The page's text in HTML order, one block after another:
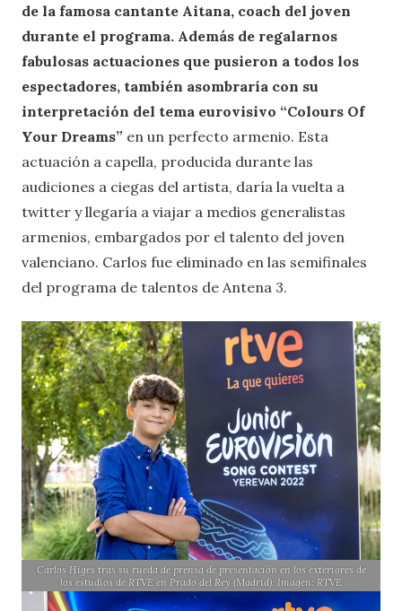
de la famosa cantante Aitana, coach del joven
durante el programa. Además de regalarnos
fabulosas actuaciones que pusieron a todos los
espectadores, también asombraría con su
interpretación del tema eurovisivo “Colours Of
Your Dreams” en un perfecto armenio. Esta
actuación a capella, producida durante las
audiciones a ciegas del artista, daría la vuelta a
twitter y llegaría a viajar a medios generalistas
armenios, embargados por el talento del joven
valenciano. Carlos fue eliminado en las semifinales
del programa de talentos de Antena 3.
Carlos Higes tras su rueda de prensa de presentación en los exteriores de
los estudios de RTVE en Prado del Rey (Madrid). Imagen: RTVE